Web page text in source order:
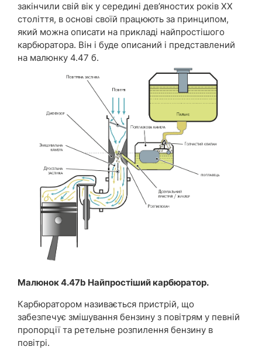
закінчили свій вік у середині дев’яностих років ХХ
століття, в основі своїй працюють за принципом,
який можна описати на прикладі найпростішого
карбюратора. Він і буде описаний і представлений
на малюнку 4.47 б.
Малюнок 4.47b Найпростіший карбюратор.
Карбюратором називається пристрій, що
забезпечує змішування бензину з повітрям у певній
пропорції та ретельне розпилення бензину в
повітрі.